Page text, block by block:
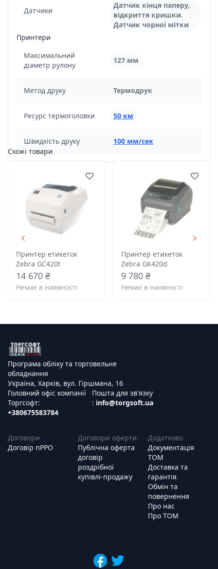
Датчики
Датчик кінця паперу,
відкриття кришки.
Датчик чорної мітки
Принтери
Максимальний
діаметр рулону
127 мм
Метод друку Термодрук
Ресурс термоголовки 50 км
Швидкість друку
100 мм/сек
Схожі товари
Принтер етикеток
Zebra GC420t
14 670 ₴
Немає в наявності
Принтер етикеток
Zebra GK420d
9 780 ₴
Немає в наявності
Програма обліку та торговельне
обладнання
Україна, Харків, вул. Гіршмана, 16
Головний офіс компанії
Торгсофт:
+380675583784
Пошта для зв'язку
: info@torgsoft.ua
Договори
Договір пРРО
Договори оферти
Публічна оферта
договір
роздрібної
купівлі-продажу
Додатково
Документація
ТОМ
Доставка та
гарантія
Обмін та
повернення
Про нас
Про ТОМ